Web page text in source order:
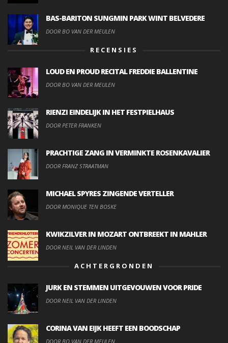
BAS-BARITON SUNGMIN PARK WINT BELVEDERE
DOOR BO VAN DER MEULEN
RECENSIES
LOUD EN PROUD RECITAL FREDDIE BALLENTINE
DOOR BO VAN DER MEULEN
RIENZI EINDELIJK IN HET FESTPIELHAUS
DOOR PETER FRANKEN
PRACHTIGE ZANG IN VERMINKTE ROSENKAVALIER
DOOR FRANZ STRAATMAN
MICHAEL SPYRES ZINGENDE VERTELLER
DOOR MONIQUE TEN BOSKE
KWIKZILVER IN MOZART ONTBREEKT IN MAHLER
DOOR NEIL VAN DER LINDEN
ACHTERGRONDEN
JURK EN STEMMEN UITGEVOUWEN VOOR PRIDE
DOOR NEIL VAN DER LINDEN
CORINA VAN EIJK HEEFT EEN BOODSCHAP
DOOR BO VAN DER MEULEN